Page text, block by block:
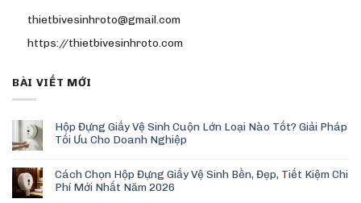
thietbivesinhroto@gmail.com
https://thietbivesinhroto.com
BÀI VIẾT MỚI
Hộp Đựng Giấy Vệ Sinh Cuộn Lớn Loại Nào Tốt? Giải Pháp
Tối Ưu Cho Doanh Nghiệp
Cách Chọn Hộp Đựng Giấy Vệ Sinh Bền, Đẹp, Tiết Kiệm Chi
Phí Mới Nhất Năm 2026